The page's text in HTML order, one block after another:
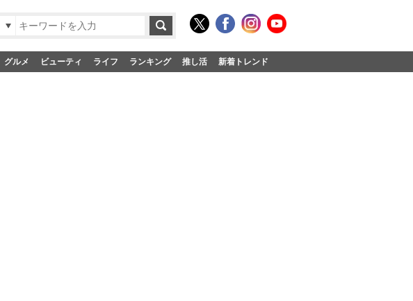
グルメ ビューティ ライフ ランキング 推し活 新着トレンド